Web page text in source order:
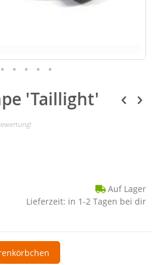
'Taillight'
Auf Lager
Lieferzeit: in 1-2 Tagen bei dir